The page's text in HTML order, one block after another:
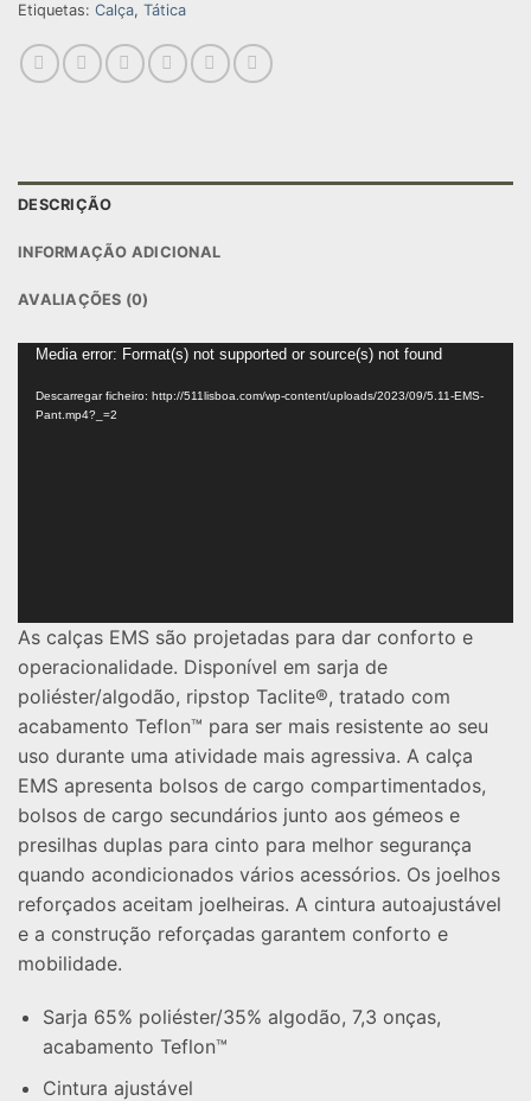
Etiquetas: Calça, Tática
DESCRIÇÃO
INFORMAÇÃO ADICIONAL
AVALIAÇÕES (0)
Reprodutor
de
vídeo
Media error: Format(s) not supported or source(s) not found
Descarregar ficheiro: http://511lisboa.com/wp-content/uploads/2023/09/5.11-EMS-
Pant.mp4?_=2
As calças EMS são projetadas para dar conforto e
operacionalidade. Disponível em sarja de
poliéster/algodão, ripstop Taclite®, tratado com
acabamento Teflon™ para ser mais resistente ao seu
uso durante uma atividade mais agressiva. A calça
EMS apresenta bolsos de cargo compartimentados,
bolsos de cargo secundários junto aos gémeos e
presilhas duplas para cinto para melhor segurança
quando acondicionados vários acessórios. Os joelhos
reforçados aceitam joelheiras. A cintura autoajustável
e a construção reforçadas garantem conforto e
mobilidade.
Sarja 65% poliéster/35% algodão, 7,3 onças,
acabamento Teflon™
Cintura ajustável